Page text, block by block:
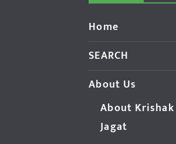
Home
SEARCH
About Us
About Krishak
Jagat